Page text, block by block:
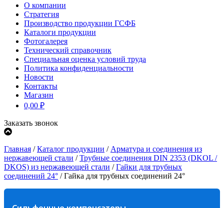
О компании
Стратегия
Производство продукции ГСФБ
Каталоги продукции
Фотогалерея
Технический справочник
Специальная оценка условий труда
Политика конфиденциальности
Новости
Контакты
Магазин
0,00 ₽
Заказать звонок
Главная /Каталог продукции / Арматура и соединения из
нержавеющей стали /Трубные соединения DIN 2353 (DKOL /
DKOS) из нержавеющей стали /Гайки для трубных
соединений 24° /Гайка для трубных соединений 24°